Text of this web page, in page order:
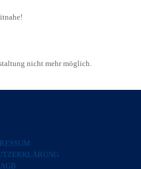
nicht mehr möglich.
AGB